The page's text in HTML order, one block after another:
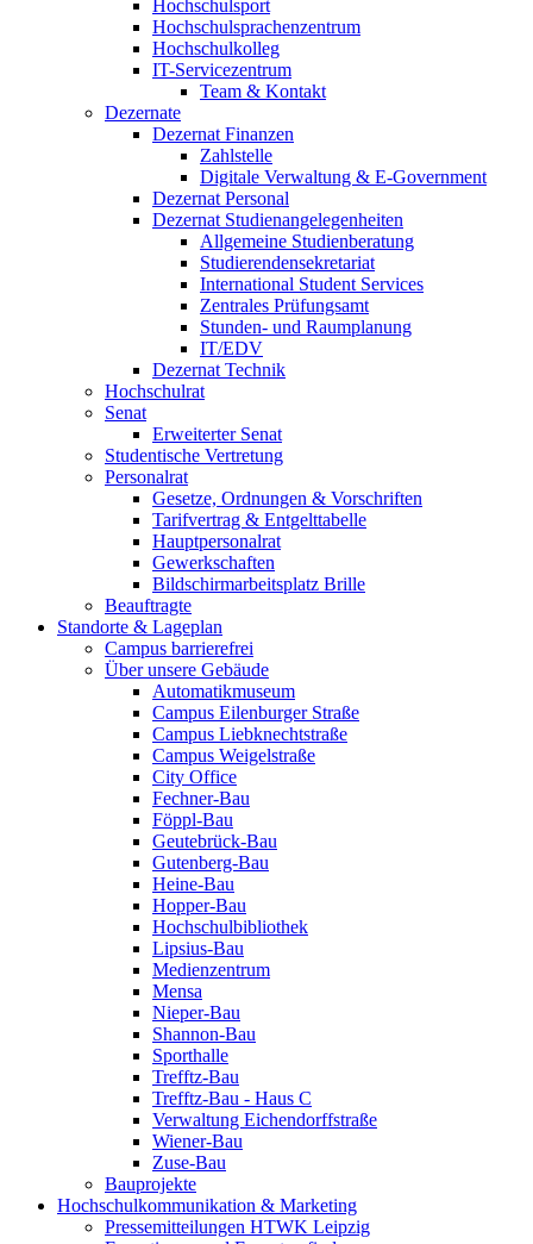
Hochschulsport
Hochschulsprachenzentrum
Hochschulkolleg
IT-Servicezentrum
Team & Kontakt
Dezernate
Dezernat Finanzen
Zahlstelle
Digitale Verwaltung & E-Government
Dezernat Personal
Dezernat Studienangelegenheiten
Allgemeine Studienberatung
Studierendensekretariat
International Student Services
Zentrales Prüfungsamt
Stunden- und Raumplanung
IT/EDV
Dezernat Technik
Hochschulrat
Senat
Erweiterter Senat
Studentische Vertretung
Personalrat
Gesetze, Ordnungen & Vorschriften
Tarifvertrag & Entgelttabelle
Hauptpersonalrat
Gewerkschaften
Bildschirmarbeitsplatz Brille
Beauftragte
Standorte & Lageplan
Campus barrierefrei
Über unsere Gebäude
Automatikmuseum
Campus Eilenburger Straße
Campus Liebknechtstraße
Campus Weigelstraße
City Office
Fechner-Bau
Föppl-Bau
Geutebrück-Bau
Gutenberg-Bau
Heine-Bau
Hopper-Bau
Hochschulbibliothek
Lipsius-Bau
Medienzentrum
Mensa
Nieper-Bau
Shannon-Bau
Sporthalle
Trefftz-Bau
Trefftz-Bau - Haus C
Verwaltung Eichendorffstraße
Wiener-Bau
Zuse-Bau
Bauprojekte
Hochschulkommunikation & Marketing
Pressemitteilungen HTWK Leipzig